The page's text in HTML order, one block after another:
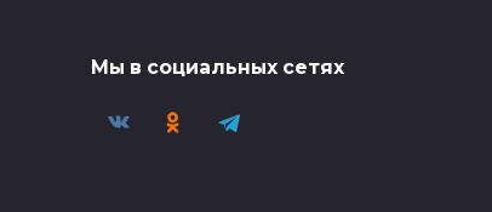
Мы в социальных сетях